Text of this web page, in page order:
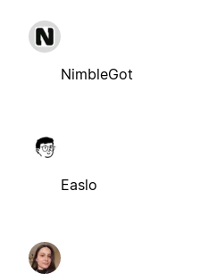
NimbleGot
Easlo